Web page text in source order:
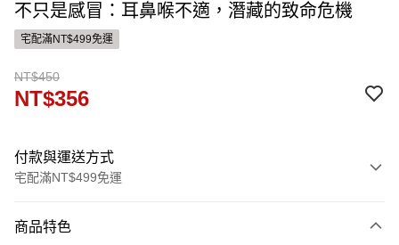
不只是感冒：耳鼻喉不適，潛藏的致命危機
宅配滿NT$499免運
NT$450
NT$356
付款與運送方式
宅配滿NT$499免運
信用卡一次付款
商品特色